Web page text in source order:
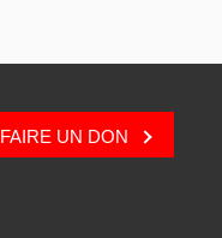
FAIRE UN DON